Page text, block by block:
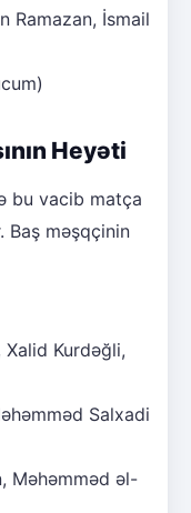
Ramazan, İsmail
Heyəti
bu vacib matça
Baş məşqçinin
Kurdəğli,
Salxadi
Məhəmməd əl-